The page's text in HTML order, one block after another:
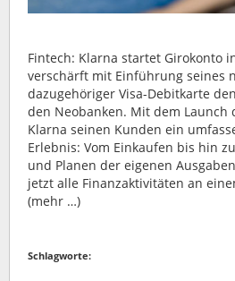
Fintech: Klarna startet Girokonto
verschärft mit Einführung seines
dazugehöriger Visa-Debitkarte
den Neobanken. Mit dem Launch
Klarna seinen Kunden ein
Erlebnis: Vom Einkaufen bis hin
und Planen der eigenen
jetzt alle Finanzaktivitäten an
(mehr …)
Schlagworte: